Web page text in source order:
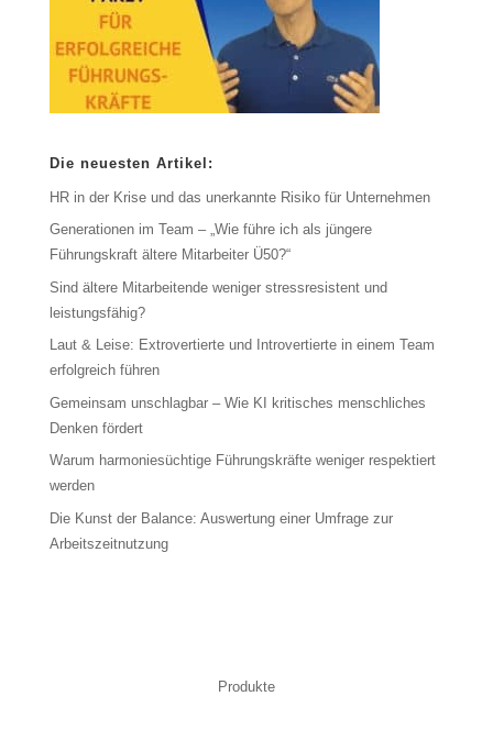
Die neuesten Artikel:
HR in der Krise und das unerkannte Risiko für Unternehmen
Generationen im Team – „Wie führe ich als jüngere
Führungskraft ältere Mitarbeiter Ü50?“
Sind ältere Mitarbeitende weniger stressresistent und
leistungsfähig?
Laut & Leise: Extrovertierte und Introvertierte in einem Team
erfolgreich führen
Gemeinsam unschlagbar – Wie KI kritisches menschliches
Denken fördert
Warum harmoniesüchtige Führungskräfte weniger respektiert
werden
Die Kunst der Balance: Auswertung einer Umfrage zur
Arbeitszeitnutzung
Produkte